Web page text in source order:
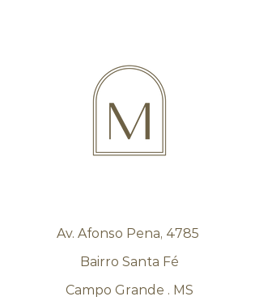
Av. Afonso Pena, 4785
Bairro Santa Fé
Campo Grande . MS